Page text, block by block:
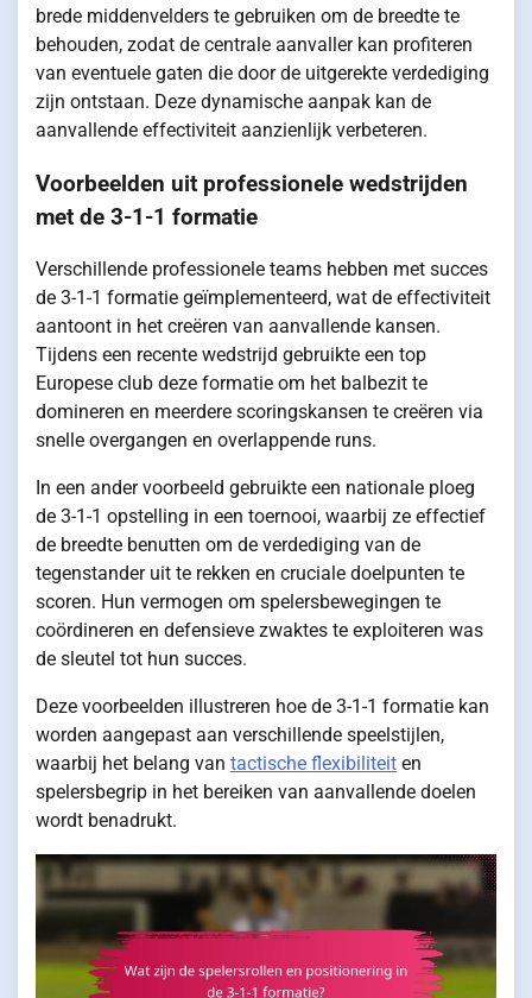
brede middenvelders te gebruiken om de breedte te
behouden, zodat de centrale aanvaller kan profiteren
van eventuele gaten die door de uitgerekte verdediging
zijn ontstaan. Deze dynamische aanpak kan de
aanvallende effectiviteit aanzienlijk verbeteren.
Voorbeelden uit professionele wedstrijden
met de 3-1-1 formatie
Verschillende professionele teams hebben met succes
de 3-1-1 formatie geïmplementeerd, wat de effectiviteit
aantoont in het creëren van aanvallende kansen.
Tijdens een recente wedstrijd gebruikte een top
Europese club deze formatie om het balbezit te
domineren en meerdere scoringskansen te creëren via
snelle overgangen en overlappende runs.
In een ander voorbeeld gebruikte een nationale ploeg
de 3-1-1 opstelling in een toernooi, waarbij ze effectief
de breedte benutten om de verdediging van de
tegenstander uit te rekken en cruciale doelpunten te
scoren. Hun vermogen om spelersbewegingen te
coördineren en defensieve zwaktes te exploiteren was
de sleutel tot hun succes.
Deze voorbeelden illustreren hoe de 3-1-1 formatie kan
worden aangepast aan verschillende speelstijlen,
waarbij het belang van tactische flexibiliteit en
spelersbegrip in het bereiken van aanvallende doelen
wordt benadrukt.